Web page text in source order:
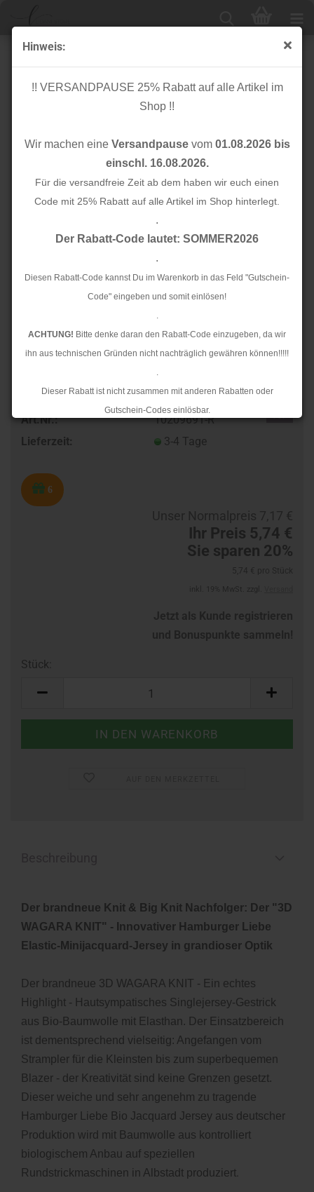
Hinweis:
!! VERSANDPAUSE 25% Rabatt auf alle Artikel im
Shop !!
Wir machen eine Versandpausevom 01.08.2026 bis
einschl. 16.08.2026.
Für die versandfreie Zeit ab dem haben wir euch einen
Code mit 25% Rabatt auf alle Artikel im Shop hinterlegt.
.
Der Rabatt-Code lautet: SOMMER2026
.
Diesen Rabatt-Code kannst Du im Warenkorb in das Feld "Gutschein-
Code" eingeben und somit einlösen!
.
ACHTUNG! Bitte denke daran den Rabatt-Code einzugeben, da wir
ihn aus technischen Gründen nicht nachträglich gewähren können!!!!!
.
Dieser Rabatt ist nicht zusammen mit anderen Rabatten oder
Gutschein-Codes einlösbar.
Ab dem 17.08.2026 versenden wir wieder wie gewohnt. Aufgrund des
RESTSTÜCK 0,30m !!! - Bio Jacquard Jersey - 3D
Wagara Knit - melone/nepal - Sakura - Hamburger
Liebe - Albstoffe
TOP
Art.Nr.:
10209691-R
Lieferzeit:
3-4 Tage
6
Ihr Preis 5,74 €
Sie sparen 20%
Stück:
Der brandneue Knit & Big Knit Nachfolger: Der "3D
WAGARA KNIT" - Innovativer Hamburger Liebe
Elastic-Minijacquard-Jersey in grandioser Optik
Der brandneue 3D WAGARA KNIT - Ein echtes
Highlight - Hautsympatisches Singlejersey-Gestrick
aus Bio-Baumwolle mit Elasthan. Der Einsatzbereich
ist dementsprechend vielseitig: Angefangen vom
Strampler für die Kleinsten bis zum superbequemen
Blazer - der Kreativität sind keine Grenzen gesetzt.
Dieser weiche und sehr angenehm zu tragende
Hamburger Liebe Bio Jacquard Jersey aus deutscher
Produktion wird mit Baumwolle aus kontrolliert
biologischem Anbau auf speziellen
Rundstrickmaschinen in Albstadt produziert